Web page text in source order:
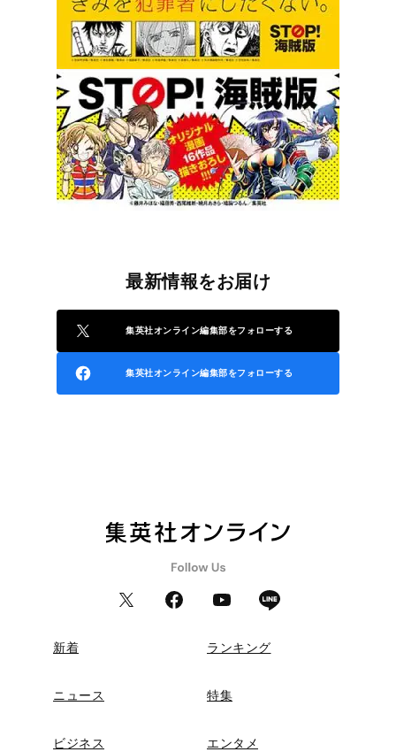
最新情報をお届け
集英社オンライン編集部をフォローする
集英社オンライン編集部をフォローする
新着 ランキング
ニュース 特集
ビジネス エンタメ